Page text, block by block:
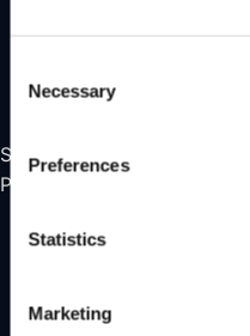
Selection
Necessary
Preferences
Statistics
Marketing
Söndag
Se alla våra öppettider
Populära kategorier
Taktält
Alla tillbehör